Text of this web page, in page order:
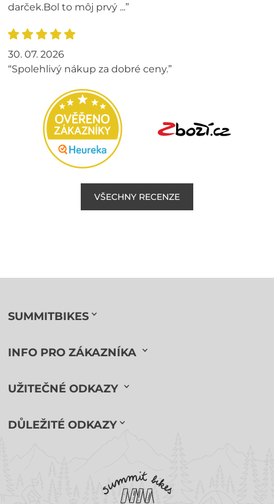
darček.Bol to môj prvý ...”
30. 07. 2026
“Spolehlivý nákup za dobré ceny.”
VŠECHNY RECENZE
SUMMITBIKES
INFO PRO ZÁKAZNÍKA
UŽITEČNÉ ODKAZY
DŮLEŽITÉ ODKAZY